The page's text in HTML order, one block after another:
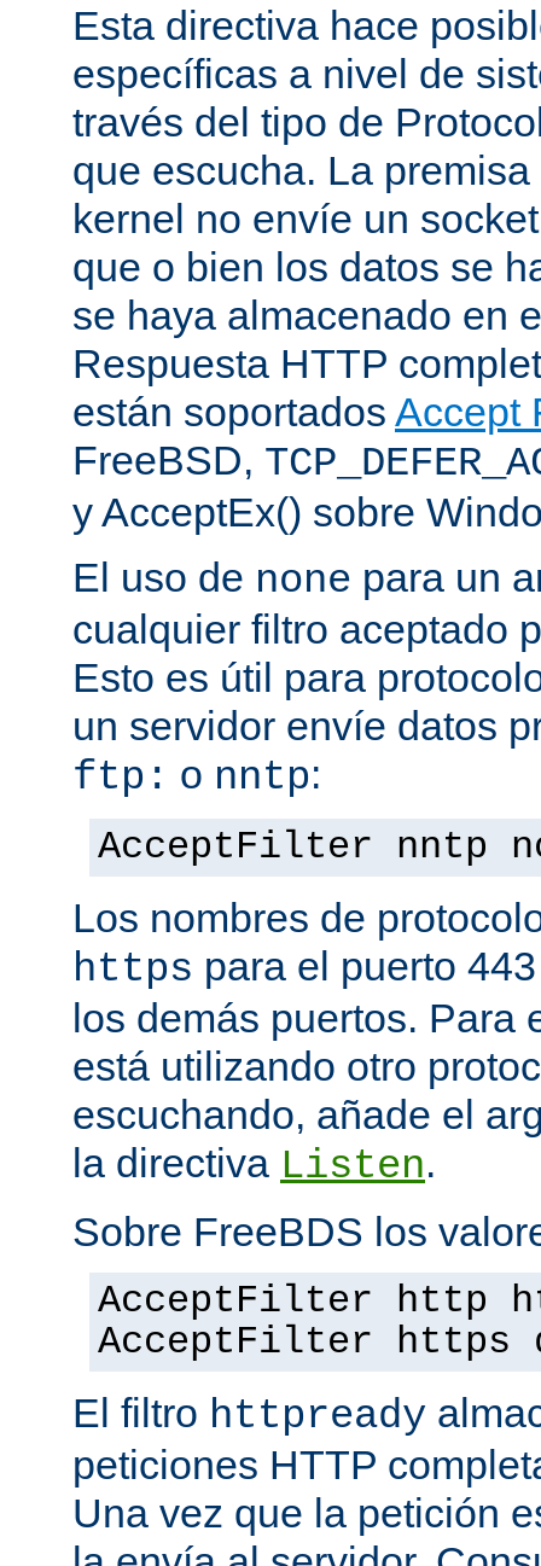
Esta directiva hace
específicas a nivel de
través del tipo de
que escucha. La
kernel no envíe un
que o bien los datos se
se haya almacenado en
Respuesta HTTP
están soportados Accept
FreeBSD,
y AcceptEx() sobre
El uso de none para un
cualquier filtro aceptado
Esto es útil para
un servidor envíe datos
ftp: o nntp:
AcceptFilter nntp
Los nombres de
https para el puerto
los demás puertos. Para
está utilizando otro
escuchando, añade el
la directiva Listen.
Sobre FreeBDS los
AcceptFilter http
AcceptFilter https
El filtro httpready
peticiones HTTP
Una vez que la petición